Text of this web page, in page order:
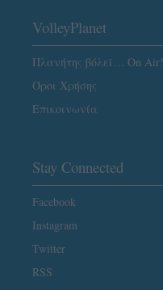
VolleyPlanet
Πλανήτης βόλεϊ… On Air!
Όροι Χρήσης
Επικοινωνία
Stay Connected
Facebook
Instagram
Twitter
RSS